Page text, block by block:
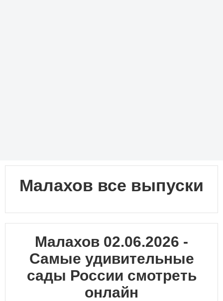
Малахов все выпуски
Малахов 02.06.2026 -
Самые удивительные
сады России смотреть
онлайн